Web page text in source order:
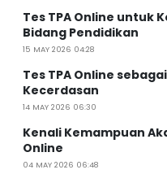
Tes TPA Online untuk
Bidang Pendidikan
15 MAY 2026 04:28
Tes TPA Online
Kecerdasan
14 MAY 2026 06:30
Kenali Kemampuan
Online
04 MAY 2026 06:48